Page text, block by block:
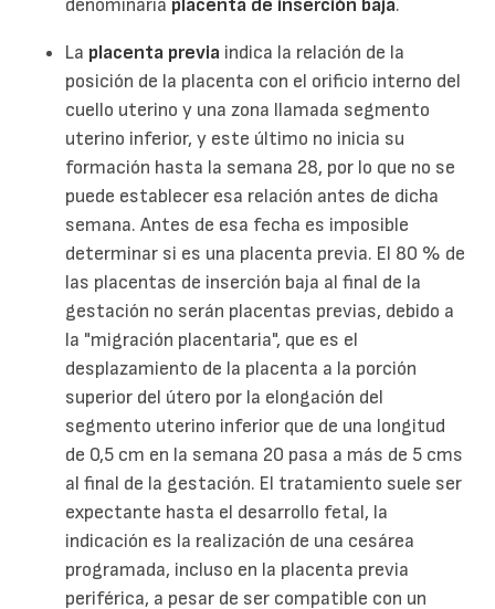
La placenta previa indica la relación de la
posición de la placenta con el orificio interno del
cuello uterino y una zona llamada segmento
uterino inferior, y este último no inicia su
formación hasta la semana 28, por lo que no se
puede establecer esa relación antes de dicha
semana. Antes de esa fecha es imposible
determinar si es una placenta previa. El 80 % de
las placentas de inserción baja al final de la
gestación no serán placentas previas, debido a
la "migración placentaria", que es el
desplazamiento de la placenta a la porción
superior del útero por la elongación del
segmento uterino inferior que de una longitud
de 0,5 cm en la semana 20 pasa a más de 5 cms
al final de la gestación. El tratamiento suele ser
expectante hasta el desarrollo fetal, la
indicación es la realización de una cesárea
programada, incluso en la placenta previa
periférica, a pesar de ser compatible con un